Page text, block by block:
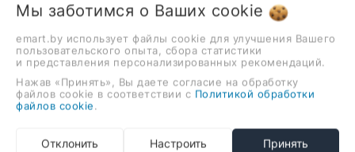
однорычажный смеситель для кухни, монтаж на
раковину или столешницу
- +
В корзину
Мы заботимся о Ваших cookie
emart.by использует файлы cookie для улучшения Вашего
пользовательского опыта, сбора статистики
и представления персонализированных рекомендаций.
Нажав «Принять», Вы даете согласие на обработку
файлов cookie в соответствии с Политикой обработки
файлов cookie
Отклонить Настроить Принять